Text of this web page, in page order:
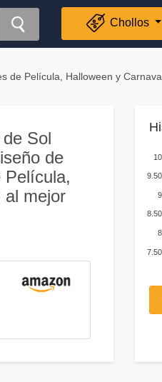
Chollos
de Película, Halloween y
Sol
de
Película,
al mejor